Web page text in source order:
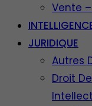
Vente
JURIDIQUE
Autres
Droit